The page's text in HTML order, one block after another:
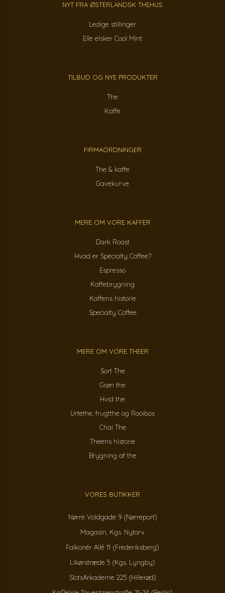
NYT FRA ØSTERLANDSK THEHUS
Ledige stillinger
Elle elsker Cool Mint
TILBUD OG NYE PRODUKTER
The
Kaffe
FIRMAORDNINGER
The & kaffe
Gavekurve
MERE OM VORE KAFFER
Dark Roast
Hvad er Specialty Coffee?
Espresso
Kaffebrygning
Kaffens historie
Specialty Coffee
MERE OM VORE THEER
Sort The
Grøn the
Hvid the
Urtethe, frugtthe og Rooibos
Chai The
Theens historie
Brygning af the
VORES BUTIKKER
Nørre Voldgade 9 (Nørreport)
Magasin, Kgs. Nytorv
Falkonér Allé 11 (Frederiksberg)
Likørstræde 5 (Kgs. Lyngby)
SlotsArkaderne 225 (Hillerød)